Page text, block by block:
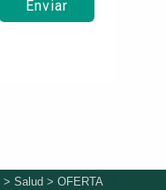
Enviar
>Salud >OFERTA